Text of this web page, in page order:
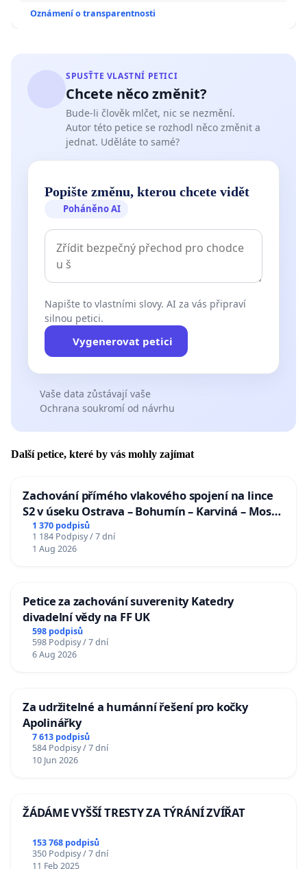
Oznámení o transparentnosti
SPUSŤTE VLASTNÍ PETICI
Chcete něco změnit?
Bude-li člověk mlčet, nic se nezmění.
Autor této petice se rozhodl něco změnit a
jednat. Uděláte to samé?
Popište změnu, kterou chcete vidět
Poháněno AI
Napište to vlastními slovy. AI za vás připraví
silnou petici.
Vygenerovat petici
Vaše data zůstávají vaše
Ochrana soukromí od návrhu
Další petice, které by vás mohly zajímat
Zachování přímého vlakového spojení na lince
S2 v úseku Ostrava – Bohumín – Karviná – Mosty
u Jablunkova
1 370 podpisů
1 184 Podpisy / 7 dní
1 Aug 2026
Petice za zachování suverenity Katedry
divadelní vědy na FF UK
598 podpisů
598 Podpisy / 7 dní
6 Aug 2026
Za udržitelné a humánní řešení pro kočky
Apolinářky
7 613 podpisů
584 Podpisy / 7 dní
10 Jun 2026
ŽÁDÁME VYŠŠÍ TRESTY ZA TÝRÁNÍ ZVÍŘAT
153 768 podpisů
350 Podpisy / 7 dní
11 Feb 2025